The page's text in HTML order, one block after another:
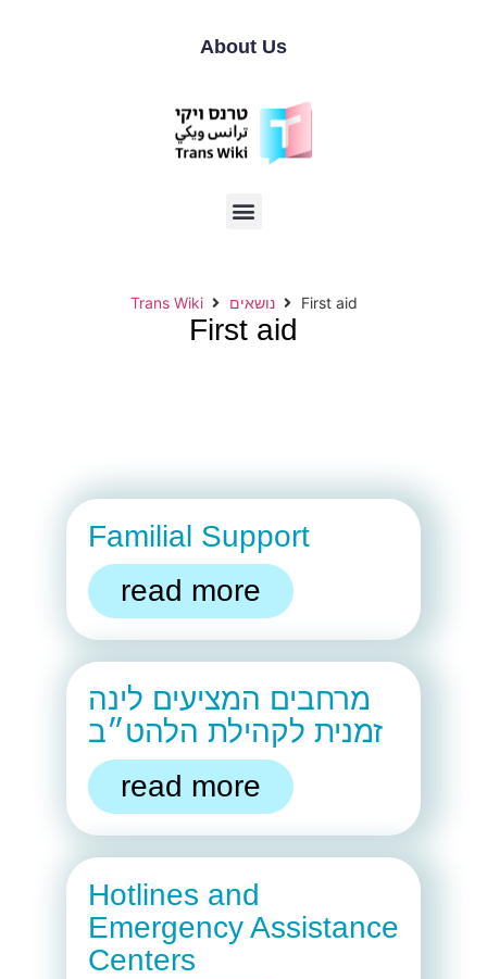
About Us
Trans Wiki נושאים First aid
First aid
Familial Support
read more
מרחבים המציעים לינה
זמנית לקהילת הלהט״ב
read more
Hotlines and
Emergency Assistance
Centers